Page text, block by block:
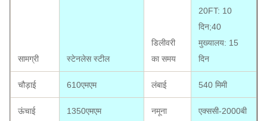
सामग्री स्टेनलेस स्टील
डिलीवरी
का समय
20FT: 10
दिन;40
मुख्यालय: 15
दिन
चौड़ाई 610एमएम लंबाई 540 मिमी
ऊंचाई 1350एमएम नमूना एक्ससी-2000बी